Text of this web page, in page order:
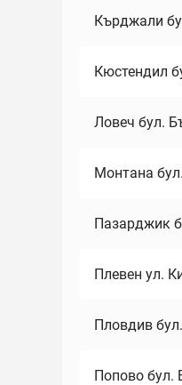
Кърджали
Кюстендил
Ловеч бул.
Монтана
Пазарджик
Плевен ул.
Пловдив
Попово бул.